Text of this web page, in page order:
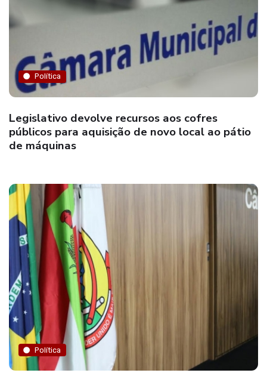
Política
Legislativo devolve recursos aos cofres
públicos para aquisição de novo local ao pátio
de máquinas
Política